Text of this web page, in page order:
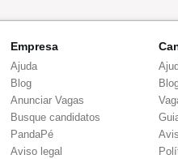
Empresa
Ajuda
Blog
Anunciar Vagas
Busque candidatos
PandaPé
Aviso legal